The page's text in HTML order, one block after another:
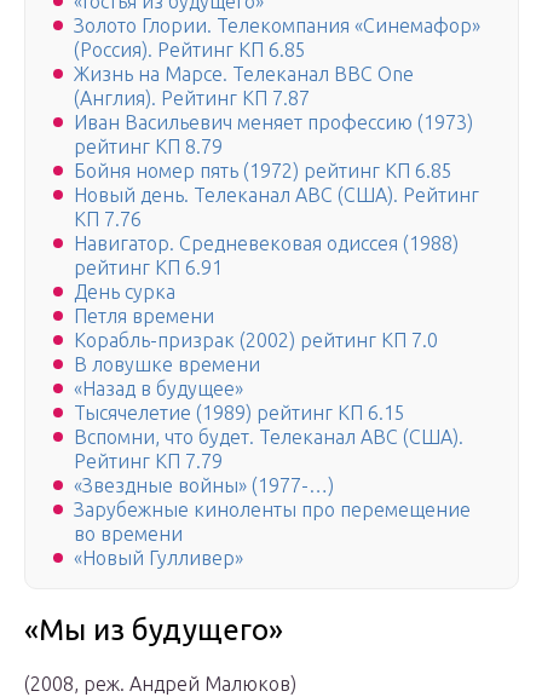
Золото Глории. Телекомпания «Синемафор»
(Россия). Рейтинг КП 6.85
Жизнь на Марсе. Телеканал BBC One
(Англия). Рейтинг КП 7.87
Иван Васильевич меняет профессию (1973)
рейтинг КП 8.79
Бойня номер пять (1972) рейтинг КП 6.85
Новый день. Телеканал ABC (США). Рейтинг
КП 7.76
Навигатор. Средневековая одиссея (1988)
рейтинг КП 6.91
День сурка
Петля времени
Корабль-призрак (2002) рейтинг КП 7.0
В ловушке времени
«Назад в будущее»
Тысячелетие (1989) рейтинг КП 6.15
Вспомни, что будет. Телеканал ABC (США).
Рейтинг КП 7.79
«Звездные войны» (1977-…)
Зарубежные киноленты про перемещение
во времени
«Новый Гулливер»
«Мы из будущего»
(2008, реж. Андрей Малюков)